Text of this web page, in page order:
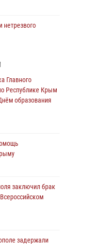
нетрезвого
дважды
попытке кражи
Росгвардии
задержали
в совершении
Главного
Республике Крым
образования
заключил брак
задержали